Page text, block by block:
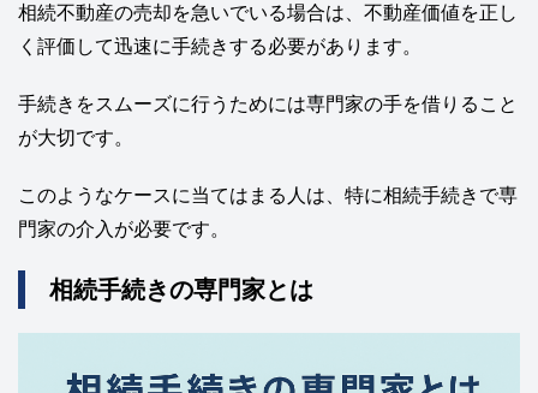
相続不動産の売却を急いでいる場合は、不動産価値を正し
く評価して迅速に手続きする必要があります。
手続きをスムーズに行うためには専門家の手を借りること
が大切です。
このようなケースに当てはまる人は、特に相続手続きで専
門家の介入が必要です。
相続手続きの専門家とは